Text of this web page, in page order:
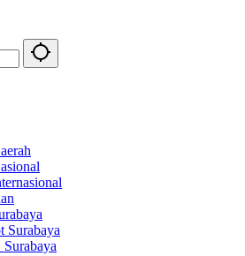
Surabaya